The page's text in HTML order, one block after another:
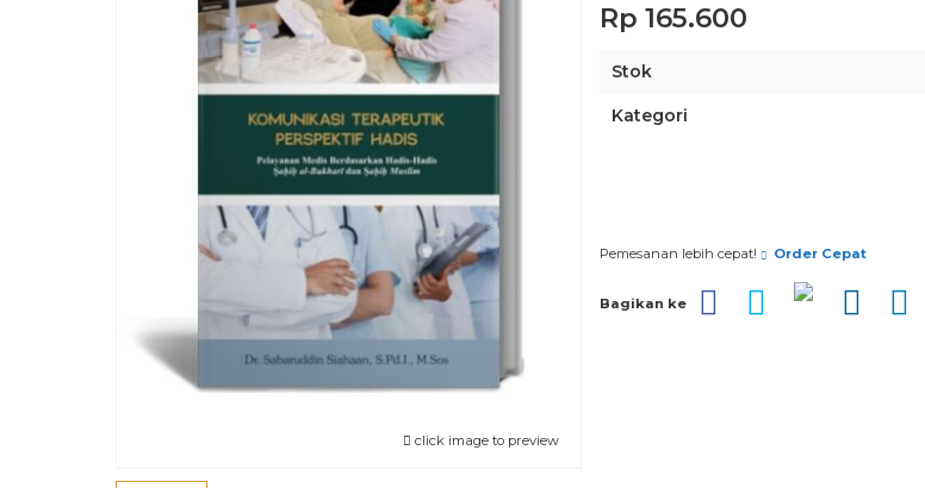
click image to preview
Rp 165.600
Stok
Kategori
Pemesanan lebih cepat! Order Cepat
Bagikan ke